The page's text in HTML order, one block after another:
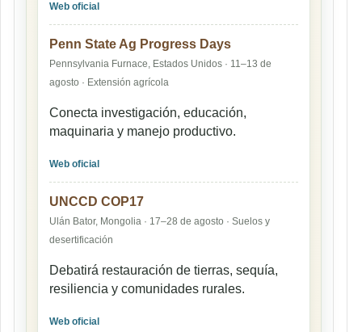
Web oficial
Penn State Ag Progress Days
Pennsylvania Furnace, Estados Unidos · 11–13 de
agosto · Extensión agrícola
Conecta investigación, educación,
maquinaria y manejo productivo.
Web oficial
UNCCD COP17
Ulán Bator, Mongolia · 17–28 de agosto · Suelos y
desertificación
Debatirá restauración de tierras, sequía,
resiliencia y comunidades rurales.
Web oficial